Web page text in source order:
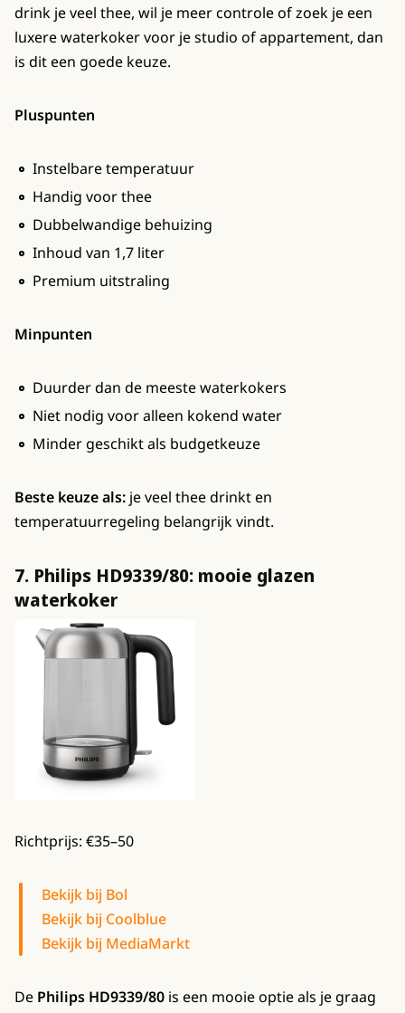
drink je veel thee, wil je meer controle of zoek je een
luxere waterkoker voor je studio of appartement, dan
is dit een goede keuze.
Pluspunten
Instelbare temperatuur
Handig voor thee
Dubbelwandige behuizing
Inhoud van 1,7 liter
Premium uitstraling
Minpunten
Duurder dan de meeste waterkokers
Niet nodig voor alleen kokend water
Minder geschikt als budgetkeuze
Beste keuze als: je veel thee drinkt en
temperatuurregeling belangrijk vindt.
7. Philips HD9339/80: mooie glazen
waterkoker
Richtprijs: €35–50
Bekijk bij Bol
Bekijk bij Coolblue
Bekijk bij MediaMarkt
De Philips HD9339/80 is een mooie optie als je graag